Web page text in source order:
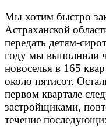
Мы хотим быстро
Астраханской
передать детям-
году мы выполнили
новоселья в 165
около пятисот.
первом квартале
застройщиками,
течение